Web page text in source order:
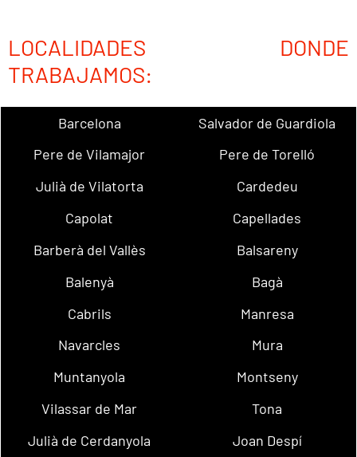
LOCALIDADES DONDE
TRABAJAMOS:
Barcelona
Salvador de Guardiola
Pere de Vilamajor
Pere de Torelló
Julià de Vilatorta
Cardedeu
Capolat
Capellades
Barberà del Vallès
Balsareny
Balenyà
Bagà
Cabrils
Manresa
Navarcles
Mura
Muntanyola
Montseny
Vilassar de Mar
Tona
Julià de Cerdanyola
Joan Despí